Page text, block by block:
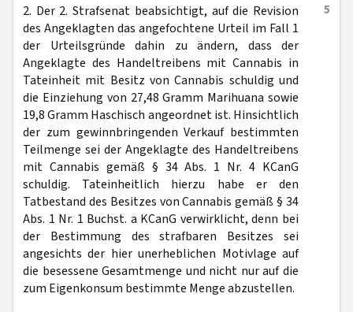
5
2. Der 2. Strafsenat beabsichtigt, auf die Revision
des Angeklagten das angefochtene Urteil im Fall 1
der Urteilsgründe dahin zu ändern, dass der
Angeklagte des Handeltreibens mit Cannabis in
Tateinheit mit Besitz von Cannabis schuldig und
die Einziehung von 27,48 Gramm Marihuana sowie
19,8 Gramm Haschisch angeordnet ist. Hinsichtlich
der zum gewinnbringenden Verkauf bestimmten
Teilmenge sei der Angeklagte des Handeltreibens
mit Cannabis gemäß § 34 Abs. 1 Nr. 4 KCanG
schuldig. Tateinheitlich hierzu habe er den
Tatbestand des Besitzes von Cannabis gemäß § 34
Abs. 1 Nr. 1 Buchst. a KCanG verwirklicht, denn bei
der Bestimmung des strafbaren Besitzes sei
angesichts der hier unerheblichen Motivlage auf
die besessene Gesamtmenge und nicht nur auf die
zum Eigenkonsum bestimmte Menge abzustellen.